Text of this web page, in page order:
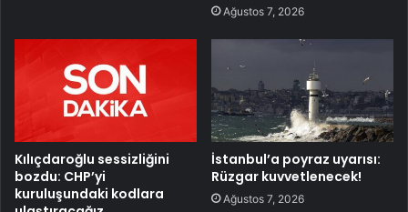
Ağustos 7, 2026
Kılıçdaroğlu sessizliğini
bozdu: CHP’yi
kuruluşundaki kodlara
İstanbul’a poyraz uyarısı:
Rüzgar kuvvetlenecek!
Ağustos 7, 2026